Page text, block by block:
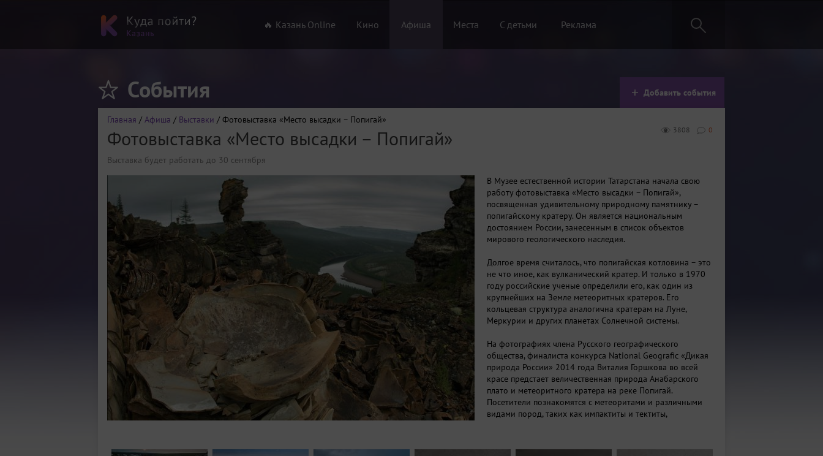
🔥 Казань Online Кино Афиша Места С детьми Реклама
События Добавить события
Главная / Афиша / Выставки / Фотовыставка «Место высадки – Попигай»
0
3808
Фотовыставка «Место высадки – Попигай»
Выставка будет работать до 30 сентября
В Музее естественной истории Татарстана начала свою
работу фотовыставка «Место высадки – Попигай»,
посвященная удивительному природному памятнику –
попигайскому кратеру. Он является национальным
достоянием России, занесенным в список объектов
мирового геологического наследия.
Долгое время считалось, что попигайская котловина – это
не что иное, как вулканический кратер. И только в 1970
году российские ученые определили его, как один из
крупнейших на Земле метеоритных кратеров. Его
кольцевая структура аналогична кратерам на Луне,
Меркурии и других планетах Солнечной системы.
На фотографиях члена Русского географического
общества, финалиста конкурса National Geografic «Дикая
природа России» 2014 года Виталия Горшкова во всей
красе предстает величественная природа Анабарского
плато и метеоритного кратера на реке Попигай.
Посетители познакомятся с метеоритами и различными
видами пород, таких как импактиты и тектиты,
Выставка дает возможность задуматься хоть на минуту,